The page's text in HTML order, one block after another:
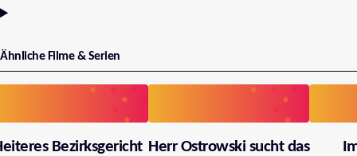
Ähnliche Filme & Serien
Bezirksgericht Herr Ostrowski sucht das